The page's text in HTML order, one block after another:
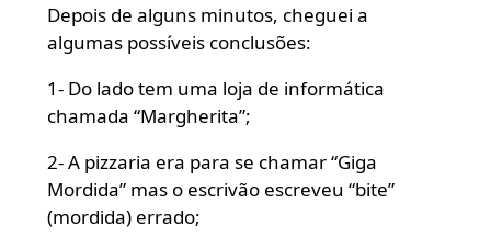
Depois de alguns minutos, cheguei a
algumas possíveis conclusões:
1- Do lado tem uma loja de informática
chamada “Margherita”;
2- A pizzaria era para se chamar “Giga
Mordida” mas o escrivão escreveu “bite”
(mordida) errado;